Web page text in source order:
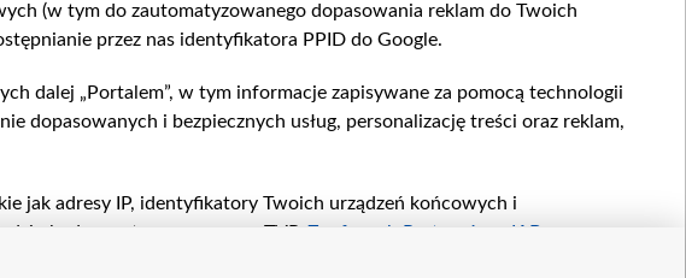
(w tym do zautomatyzowanego dopasowania reklam do Twoich
przez nas identyfikatora PPID do Google.
dalej „Portalem”, w tym informacje zapisywane za pomocą technologii
i bezpiecznych usług, personalizację treści oraz reklam,
jak adresy IP, identyfikatory Twoich urządzeń końcowych i
będą przetwarzane przez TVP, Zaufanych Partnerów z IAB
na urządzeniu lub dostęp do nich, wyboru podstawowych reklam,